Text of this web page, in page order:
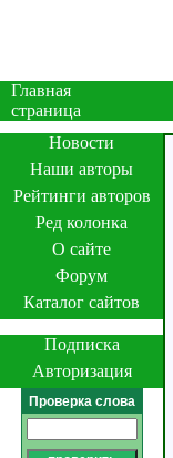
Главная
страница
Новости
Наши авторы
Рейтинги авторов
Ред колонка
О сайте
Форум
Каталог сайтов
Подписка
Авторизация
Проверка слова